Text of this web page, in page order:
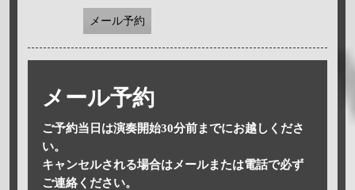
メール予約
メール予約
ご予約当日は演奏開始30分前までにお越しくださ
い。
キャンセルされる場合はメールまたは電話で必ず
ご連絡ください。